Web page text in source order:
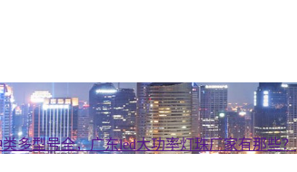
多型号全，广东led大功率灯珠厂家有那些？